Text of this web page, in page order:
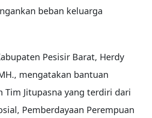
beban keluarga
Pesisir Barat, Herdy
mengatakan bantuan
Tim Jitupasna yang terdiri dari
Pemberdayaan Perempuan